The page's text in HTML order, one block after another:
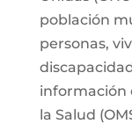
población
personas,
información
la Salud